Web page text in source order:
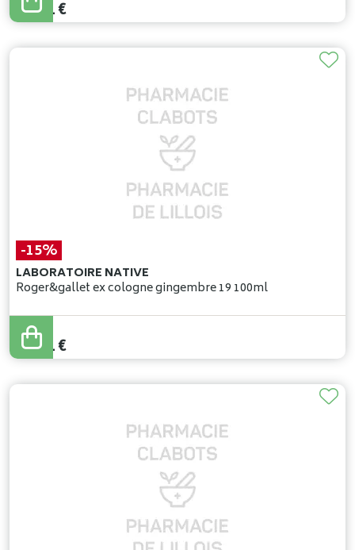
13,51€
-15%
LABORATOIRE NATIVE
Roger&gallet ex cologne gingembre 19 100ml
59,90
50,91€